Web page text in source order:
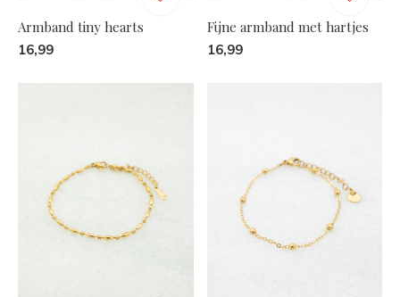
Armband tiny hearts
16,99
Fijne armband met hartjes
16,99